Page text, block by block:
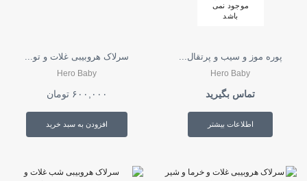
موجود نمی
باشد
پوره موز و سیب و پرتقال...
Hero Baby
تماس بگیرید
اطلاعات بیشتر
سرلاک هروبیبی غلات و تو...
Hero Baby
۶۰۰,۰۰۰ تومان
افزودن به سبد خرید